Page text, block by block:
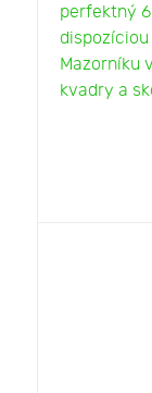
perfektný
dispozíciou
Mazorníku
kvadry a